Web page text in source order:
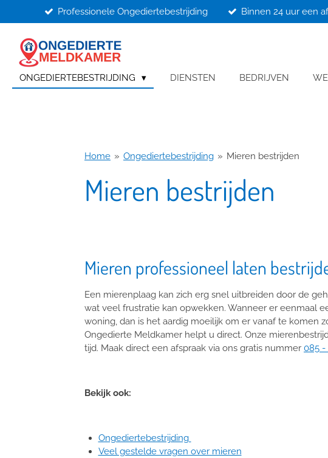
direct
naar
hoofdinhoud
Professionele Ongediertebestrijding Binnen 24 uur een
ONGEDIERTEBESTRIJDING DIENSTEN BEDRIJVEN
Home » Ongediertebestrijding » Mieren bestrijden
Mieren bestrijden
Mieren professioneel laten
Een mierenplaag kan zich erg snel uitbreiden door de
wat veel frustratie kan opwekken. Wanneer er eenmaal
woning, dan is het aardig moeilijk om er vanaf te komen
Ongedierte Meldkamer helpt u direct. Onze
tijd. Maak direct een afspraak via ons gratis nummer 085 -
Bekijk ook:
Ongediertebestrijding
Veel gestelde vragen over mieren